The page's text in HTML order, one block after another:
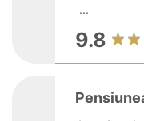
...
9.8